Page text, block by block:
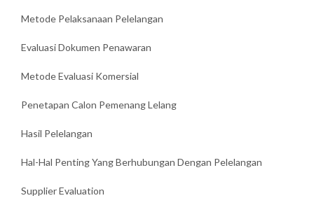
Metode Pelaksanaan Pelelangan
Evaluasi Dokumen Penawaran
Metode Evaluasi Komersial
Penetapan Calon Pemenang Lelang
Hasil Pelelangan
Hal-Hal Penting Yang Berhubungan Dengan Pelelangan
Supplier Evaluation